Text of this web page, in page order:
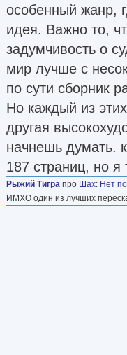
особенный жанр,
идея. Важно то,
задумчивость о
мир лучше с
по сути сборник
Но каждый из
другая
начнешь думать.
187 страниц, но я
Рыжий Тигра про Шах: Нет
ИМХО один из лучших